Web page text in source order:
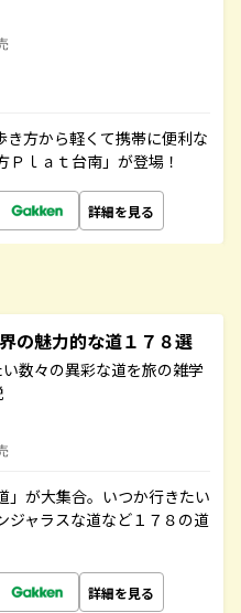
き方から軽くて携帯に便利な
ｌａｔ台南」が登場！
詳細を見る
の魅力的な道１７８選
数々の異彩な道を旅の雑学
」が大集合。いつか行きたい
ジャラスな道など１７８の道
詳細を見る